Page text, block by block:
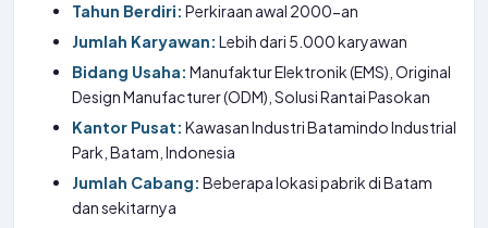
Tahun Berdiri: Perkiraan awal 2000-an
Jumlah Karyawan: Lebih dari 5.000 karyawan
Bidang Usaha: Manufaktur Elektronik (EMS), Original
Design Manufacturer (ODM), Solusi Rantai Pasokan
Kantor Pusat: Kawasan Industri Batamindo Industrial
Park, Batam, Indonesia
Jumlah Cabang: Beberapa lokasi pabrik di Batam
dan sekitarnya